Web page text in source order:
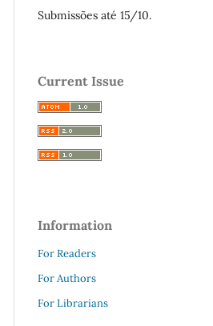
Submissões até 15/10.
Current Issue
Information
For Readers
For Authors
For Librarians